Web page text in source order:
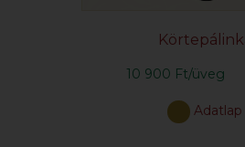
10 900 Ft/üveg
Adatlap